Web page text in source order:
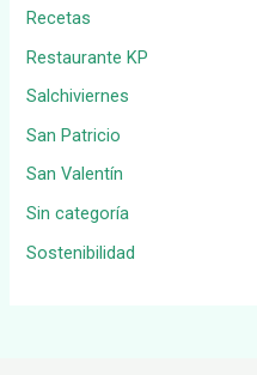
Recetas
Restaurante KP
Salchiviernes
San Patricio
San Valentín
Sin categoría
Sostenibilidad